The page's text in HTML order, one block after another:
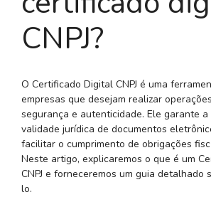
CNPJ?
O Certificado Digital CNPJ é uma
empresas que desejam realizar
segurança e autenticidade. Ele garante
validade jurídica de documentos
facilitar o cumprimento de obrigações
Neste artigo, explicaremos o que é um
CNPJ e forneceremos um guia detalhado
lo.